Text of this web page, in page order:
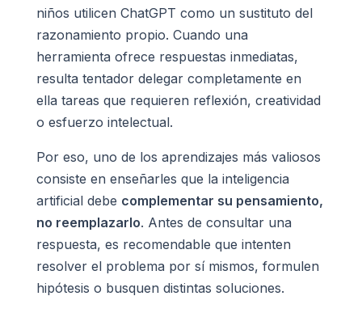
niños utilicen ChatGPT como un sustituto del
razonamiento propio. Cuando una
herramienta ofrece respuestas inmediatas,
resulta tentador delegar completamente en
ella tareas que requieren reflexión, creatividad
o esfuerzo intelectual.
Por eso, uno de los aprendizajes más valiosos
consiste en enseñarles que la inteligencia
artificial debe complementar su pensamiento,
no reemplazarlo. Antes de consultar una
respuesta, es recomendable que intenten
resolver el problema por sí mismos, formulen
hipótesis o busquen distintas soluciones.